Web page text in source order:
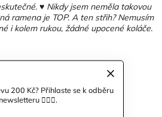
200 Kč? Přihlaste se k odběru
newsletteru 🙋🏼‍♀️.
♥️ Nikdy jsem neměla takovou
ramena je TOP. A ten střih? Nemusím
i kolem rukou, žádné upocené koláče.